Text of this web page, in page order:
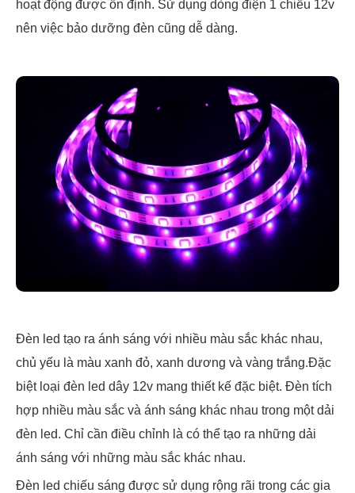
hoạt động được ổn định. Sử dụng dòng điện 1 chiều 12v
nên việc bảo dưỡng đèn cũng dễ dàng.
Đèn led tạo ra ánh sáng với nhiều màu sắc khác nhau,
chủ yếu là màu xanh đỏ, xanh dương và vàng trắng.Đặc
biệt loại đèn led dây 12v mang thiết kế đặc biệt. Đèn tích
hợp nhiều màu sắc và ánh sáng khác nhau trong một dải
đèn led. Chỉ cần điều chỉnh là có thể tạo ra những dải
ánh sáng với những màu sắc khác nhau.
Đèn led chiếu sáng được sử dụng rộng rãi trong các gia